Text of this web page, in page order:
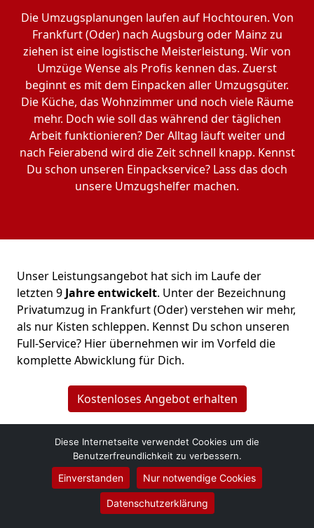
Die Umzugsplanungen laufen auf Hochtouren. Von
Frankfurt (Oder) nach Augsburg oder Mainz zu
ziehen ist eine logistische Meisterleistung. Wir von
Umzüge Wense als Profis kennen das. Zuerst
beginnt es mit dem Einpacken aller Umzugsgüter.
Die Küche, das Wohnzimmer und noch viele Räume
mehr. Doch wie soll das während der täglichen
Arbeit funktionieren? Der Alltag läuft weiter und
nach Feierabend wird die Zeit schnell knapp. Kennst
Du schon unseren Einpackservice? Lass das doch
unsere Umzugshelfer machen.
Unser Leistungsangebot hat sich im Laufe der
letzten 9 Jahre entwickelt. Unter der Bezeichnung
Privatumzug in Frankfurt (Oder) verstehen wir mehr,
als nur Kisten schleppen. Kennst Du schon unseren
Full-Service? Hier übernehmen wir im Vorfeld die
komplette Abwicklung für Dich.
Kostenloses Angebot erhalten
Diese Internetseite verwendet Cookies um die
Benutzerfreundlichkeit zu verbessern.
Einverstanden Nur notwendige Cookies
Datenschutzerklärung